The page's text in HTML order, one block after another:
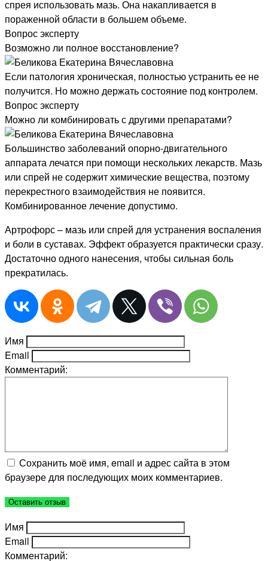
спрея использовать мазь. Она накапливается в
пораженной области в большем объеме.
Вопрос эксперту
Возможно ли полное восстановление?
Если патология хроническая, полностью устранить ее не
получится. Но можно держать состояние под контролем.
Вопрос эксперту
Можно ли комбинировать с другими препаратами?
Большинство заболеваний опорно-двигательного
аппарата лечатся при помощи нескольких лекарств. Мазь
или спрей не содержит химические вещества, поэтому
перекрестного взаимодействия не появится.
Комбинированное лечение допустимо.
Артрофорс – мазь или спрей для устранения воспаления
и боли в суставах. Эффект образуется практически сразу.
Достаточно одного нанесения, чтобы сильная боль
прекратилась.
Имя
Email
Комментарий:
Сохранить моё имя, email и адрес сайта в этом
браузере для последующих моих комментариев.
Имя
Email
Комментарий: